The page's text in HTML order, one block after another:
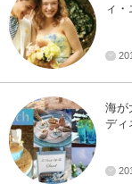
ィ
海が
デ